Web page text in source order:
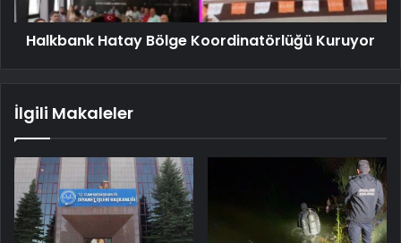
Halkbank Hatay Bölge Koordinatörlüğü Kuruyor
İlgili Makaleler